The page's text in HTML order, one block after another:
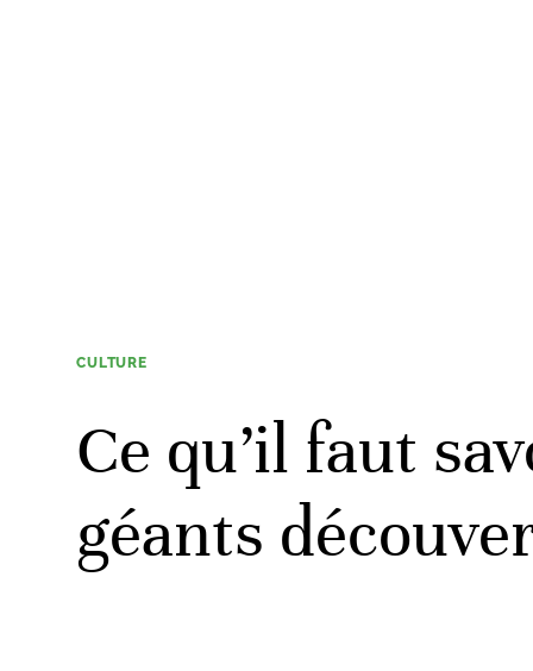
CULTURE
Ce qu’il faut
géants